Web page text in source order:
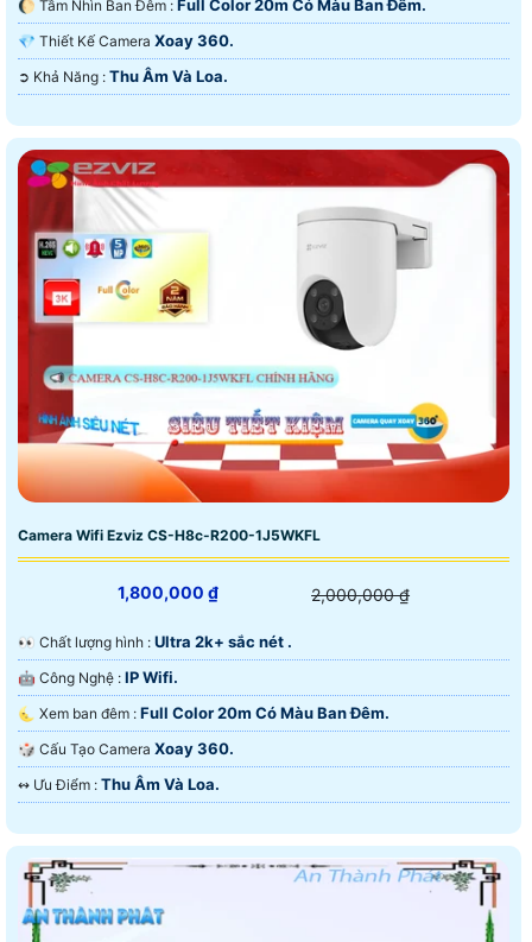
🌔 Tầm Nhìn Ban Đêm : Full Color 20m Có Màu Ban Ðêm.
💎 Thiết Kế Camera Xoay 360.
️➲ Khả Năng : Thu Âm Và Loa.
Camera Wifi Ezviz CS-H8c-R200-1J5WKFL
1,800,000 ₫ 2,000,000 ₫
️👀 Chất lượng hình : Ultra 2k+ sắc nét .
🤖️ Công Nghệ : IP Wifi.
🌜 Xem ban đêm : Full Color 20m Có Màu Ban Ðêm.
🎲 Cấu Tạo Camera Xoay 360.
️↭ Ưu Điểm : Thu Âm Và Loa.